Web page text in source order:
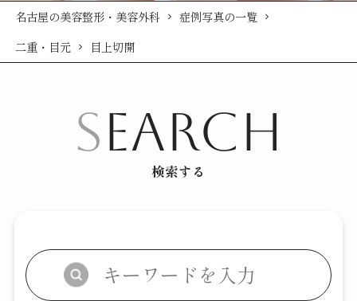
名古屋の美容整形・美容外科
症例写真の一覧
二重・目元
目上切開
SEARCH
検索する